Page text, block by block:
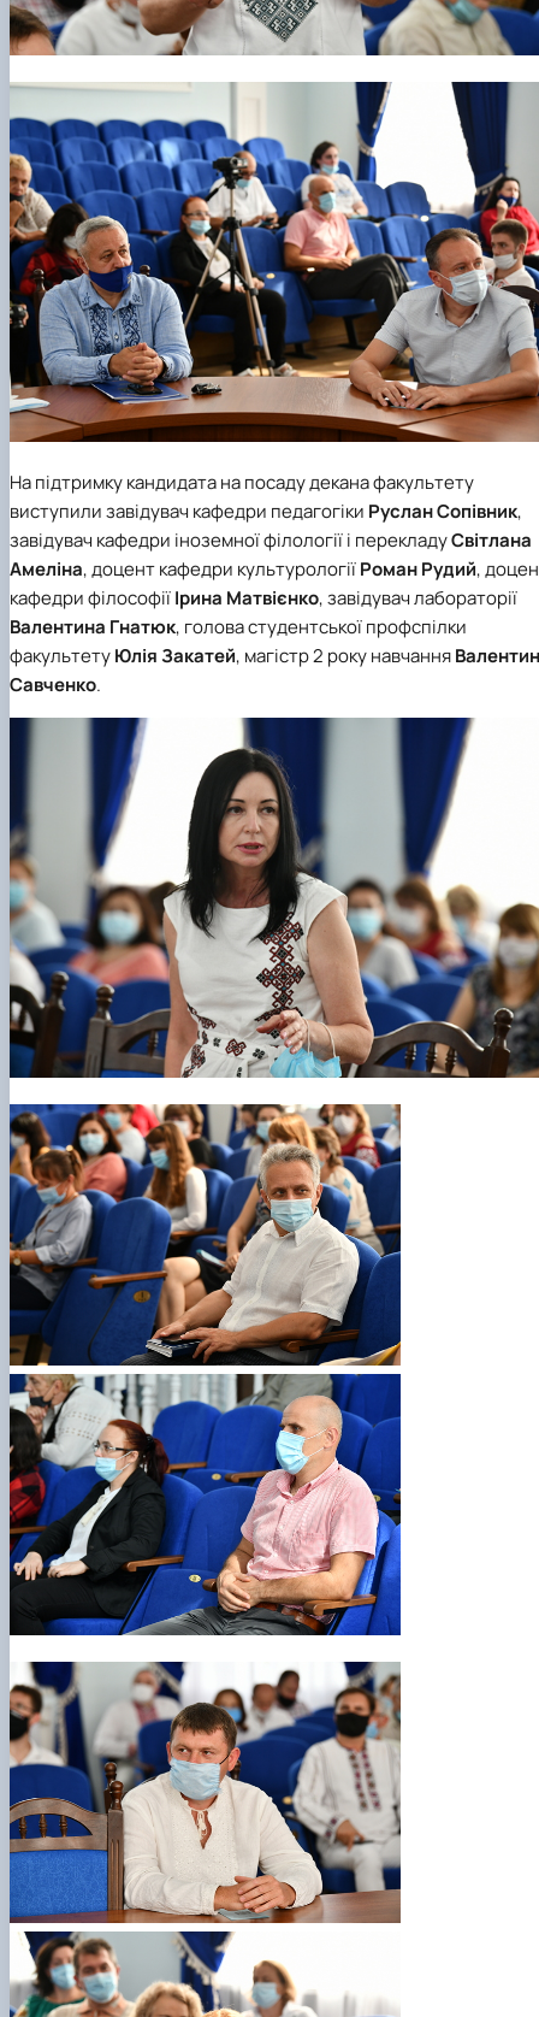
На підтримку кандидата на посаду декана факультету
виступили завідувач кафедри педагогіки Руслан Сопівник,
завідувач кафедри іноземної філології і перекладуСвітлана
Амеліна, доцент кафедри культурологіїРоман Рудий,
кафедри філософіїІрина Матвієнко, завідувач лабораторії
Валентина Гнатюк, голова студентської профспілки
факультетуЮлія Закатей, магістр 2 року навчанняВалентин
Савченко.